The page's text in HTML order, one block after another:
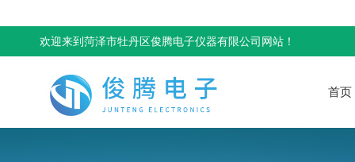
欢迎来到菏泽市牡丹区俊腾电子仪器有限公司网站！
首页